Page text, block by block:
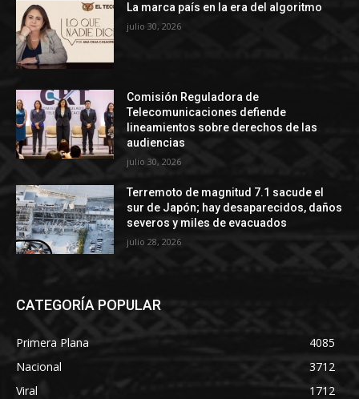
La marca país en la era del algoritmo
julio 30, 2026
Comisión Reguladora de
Telecomunicaciones defiende
lineamientos sobre derechos de las
audiencias
julio 30, 2026
Terremoto de magnitud 7.1 sacude el
sur de Japón; hay desaparecidos, daños
severos y miles de evacuados
julio 28, 2026
CATEGORÍA POPULAR
Primera Plana
4085
Nacional
3712
Viral
1712